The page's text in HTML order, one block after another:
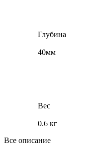
Глубина
40мм
Вес
0.6 кг
Все описание